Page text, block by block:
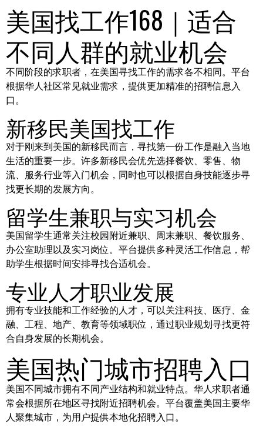
美国找工作168｜适合
不同人群的就业机会
不同阶段的求职者，在美国寻找工作的需求各不相同。平台
根据华人社区常见就业需求，提供更加精准的招聘信息入
口。
新移民美国找工作
对于刚来到美国的新移民而言，寻找第一份工作是融入当地
生活的重要一步。许多新移民会优先选择餐饮、零售、物
流、服务行业等入门机会，同时也可以根据自身技能逐步寻
找更长期的发展方向。
留学生兼职与实习机会
美国留学生通常关注校园附近兼职、周末兼职、餐饮服务、
办公室助理以及实习岗位。平台提供多种灵活工作信息，帮
助学生根据时间安排寻找合适机会。
专业人才职业发展
拥有专业技能和工作经验的人才，可以关注科技、医疗、金
融、工程、地产、教育等领域职位，通过职业规划寻找更符
合自身发展的长期机会。
美国热门城市招聘入口
美国不同城市拥有不同产业结构和就业特点。华人求职者通
常会根据所在地区寻找附近招聘机会。平台覆盖美国主要华
人聚集城市，为用户提供本地化招聘入口。